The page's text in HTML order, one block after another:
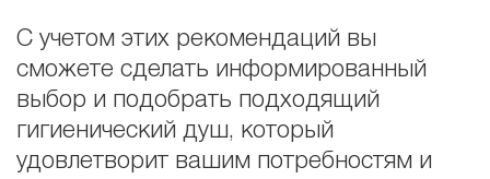
С учетом этих рекомендаций вы
сможете сделать информированный
выбор и подобрать подходящий
гигиенический душ, который
удовлетворит вашим потребностям и